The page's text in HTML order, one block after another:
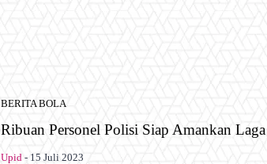
BERITA BOLA
Ribuan Personel Polisi Siap Amankan
Upid - 15 Juli 2023